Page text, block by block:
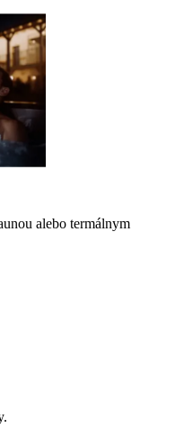
alebo termálnym